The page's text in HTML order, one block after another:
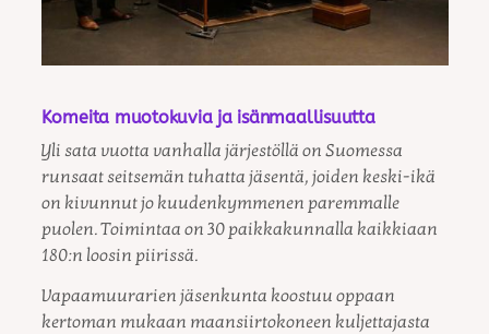
Komeita muotokuvia ja isänmaallisuutta
Yli sata vuotta vanhalla järjestöllä on Suomessa
runsaat seitsemän tuhatta jäsentä, joiden keski-ikä
on kivunnut jo kuudenkymmenen paremmalle
puolen. Toimintaa on 30 paikkakunnalla kaikkiaan
180:n loosin piirissä.
Vapaamuurarien jäsenkunta koostuu oppaan
kertoman mukaan maansiirtokoneen kuljettajasta